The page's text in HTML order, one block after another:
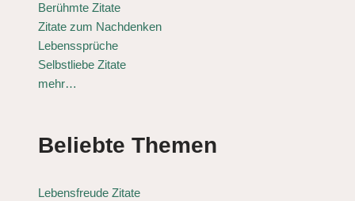
Berühmte Zitate
Zitate zum Nachdenken
Lebenssprüche
Selbstliebe Zitate
mehr…
Beliebte Themen
Lebensfreude Zitate